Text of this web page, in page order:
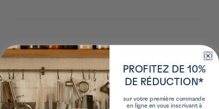
Plus de détails sur ce produit
En savoir plus sur le producteur
PROFITEZ DE 10%
DE RÉDUCTION*
sur votre première commande
en ligne en vous inscrivant à